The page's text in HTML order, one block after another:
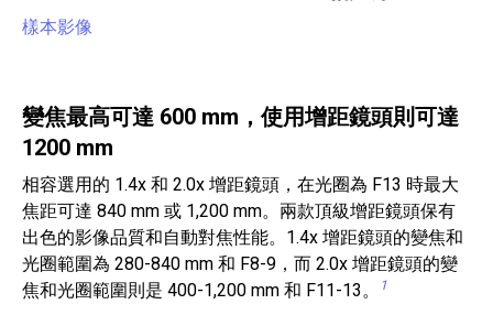
樣本影像
變焦最高可達 600 mm，使用增距鏡頭則可達
1200 mm
相容選用的 1.4x 和 2.0x 增距鏡頭，在光圈為 F13 時最大
焦距可達 840 mm 或 1,200 mm。兩款頂級增距鏡頭保有
出色的影像品質和自動對焦性能。1.4x 增距鏡頭的變焦和
光圈範圍為 280-840 mm 和 F8-9，而 2.0x 增距鏡頭的變
焦和光圈範圍則是 400-1,200 mm 和 F11-13。
1